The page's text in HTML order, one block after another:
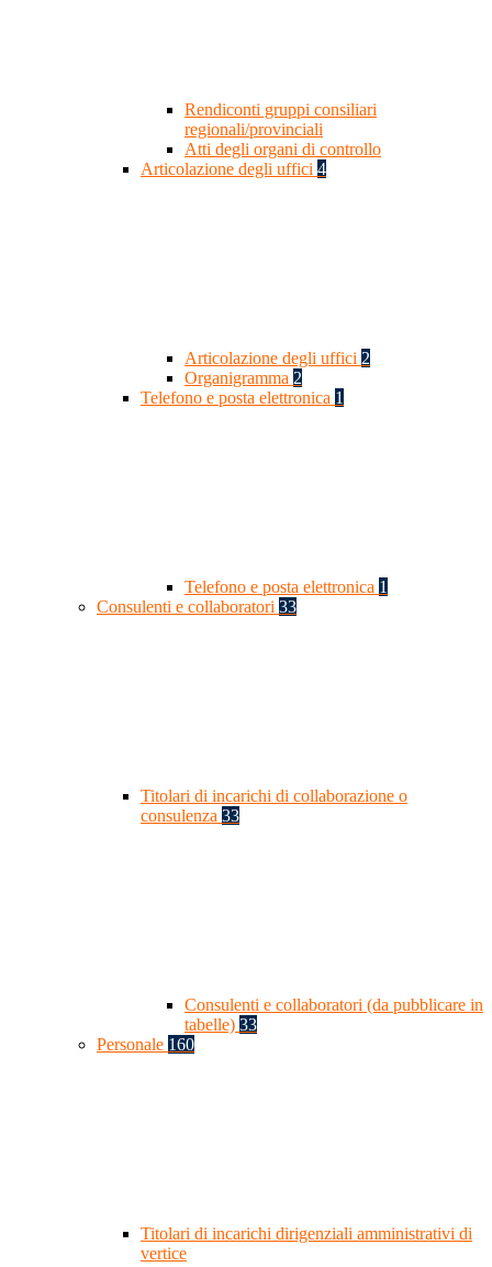
Rendiconti gruppi consiliari
regionali/provinciali
Atti degli organi di controllo
Articolazione degli uffici 4
Articolazione degli uffici 2
Organigramma 2
Telefono e posta elettronica 1
Telefono e posta elettronica 1
Consulenti e collaboratori 33
Titolari di incarichi di collaborazione o
consulenza 33
Consulenti e collaboratori (da pubblicare in
tabelle) 33
Personale 160
Titolari di incarichi dirigenziali amministrativi di
vertice